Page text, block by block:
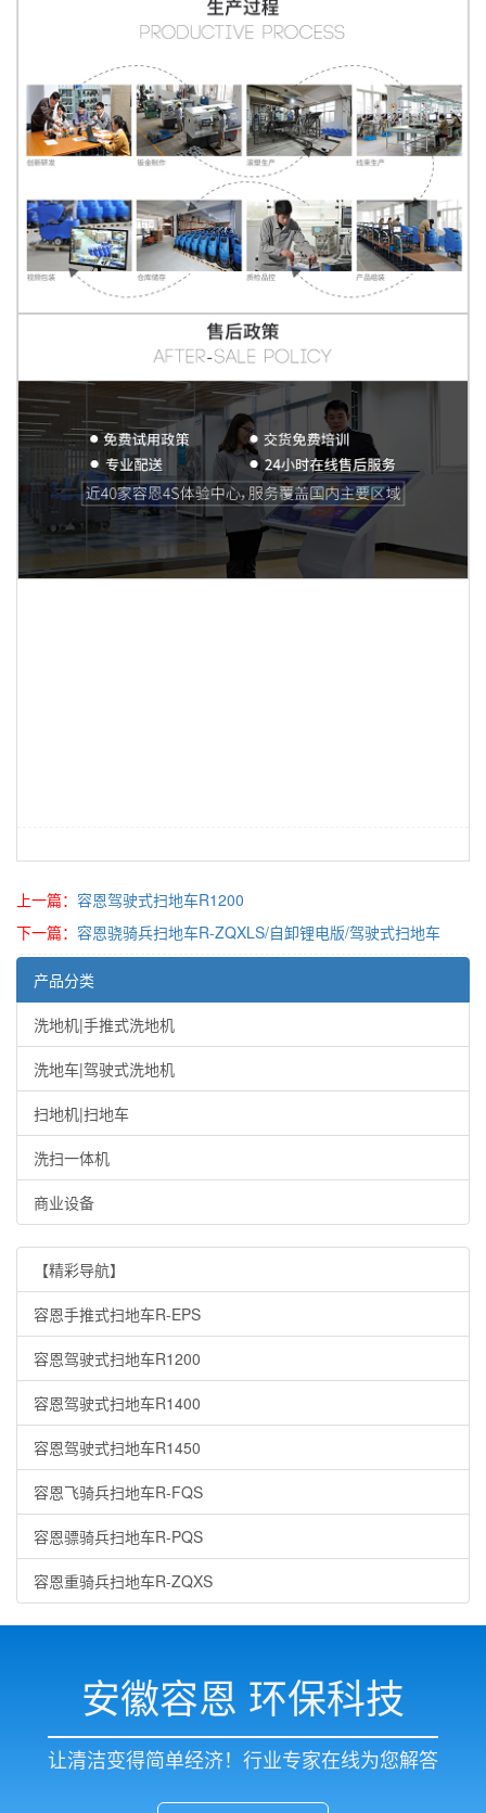
上一篇： 容恩驾驶式扫地车R1200
下一篇： 容恩骁骑兵扫地车R-ZQXLS/自卸锂电版/驾驶式扫地车
产品分类
洗地机|手推式洗地机
洗地车|驾驶式洗地机
扫地机|扫地车
洗扫一体机
商业设备
【精彩导航】
容恩手推式扫地车R-EPS
容恩驾驶式扫地车R1200
容恩驾驶式扫地车R1400
容恩驾驶式扫地车R1450
容恩飞骑兵扫地车R-FQS
容恩骠骑兵扫地车R-PQS
容恩重骑兵扫地车R-ZQXS
安徽容恩 环保科技
让清洁变得简单经济！行业专家在线为您解答